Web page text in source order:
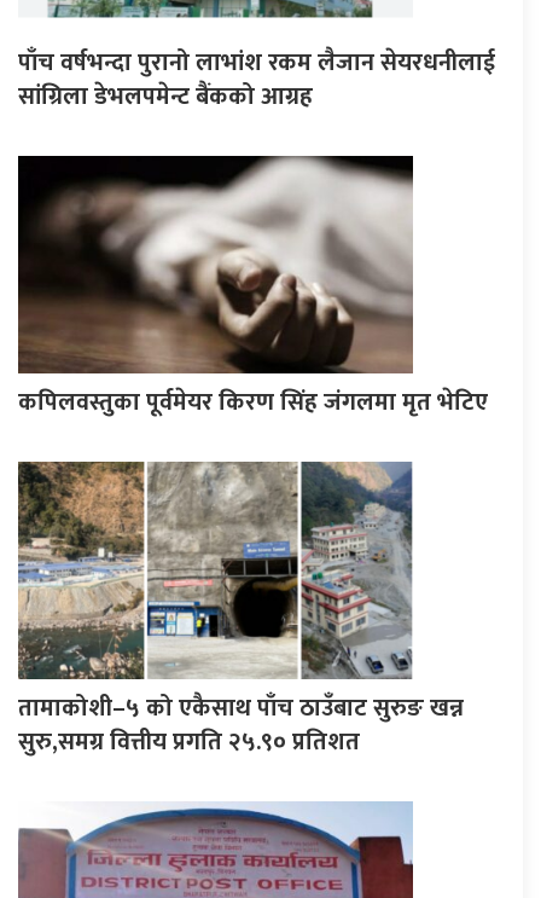
पाँच वर्षभन्दा पुरानो लाभांश रकम लैजान सेयरधनीलाई
सांग्रिला डेभलपमेन्ट बैंकको आग्रह
कपिलवस्तुका पूर्वमेयर किरण सिंह जंगलमा मृत भेटिए
तामाकोशी–५ को एकैसाथ पाँच ठाउँबाट सुरुङ खन्न
सुरु,समग्र वित्तीय प्रगति २५.९० प्रतिशत